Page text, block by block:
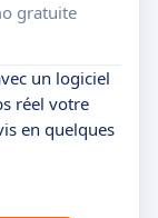
gratuite
un logiciel
réel votre
en quelques